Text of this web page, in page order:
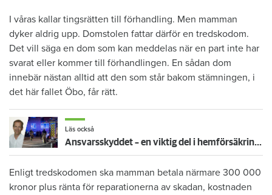
I våras kallar tingsrätten till förhandling. Men mamman
dyker aldrig upp. Domstolen fattar därför en tredskodom.
Det vill säga en dom som kan meddelas när en part inte har
svarat eller kommer till förhandlingen. En sådan dom
innebär nästan alltid att den som står bakom stämningen, i
det här fallet Öbo, får rätt.
Läs också
Ansvarsskyddet – en viktig del i hemförsäkringen
Enligt tredskodomen ska mamman betala närmare 300 000
kronor plus ränta för reparationerna av skadan, kostnaden